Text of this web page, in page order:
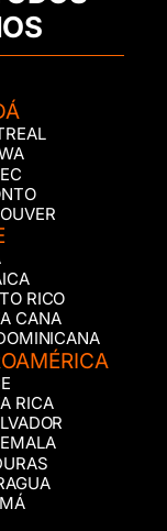
RICO
CANA
RICA